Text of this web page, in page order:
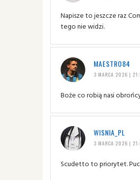
Napisze to jeszcze raz
tego nie widzi.
MAESTRO84
3 MARCA 2026 |
Boże co robią nasi
WISNIA_PL
3 MARCA 2026 |
Scudetto to priorytet.